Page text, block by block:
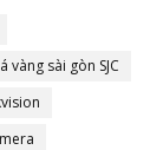
vàng sài gòn SJC